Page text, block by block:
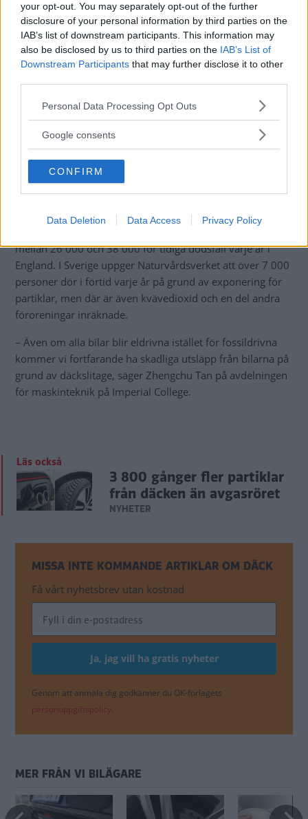
your opt-out. You may separately opt-out of the further
disclosure of your personal information by third parties on the
IAB’s list of downstream participants. This information may
also be disclosed by us to third parties on the IAB’s List of
Downstream Participants that may further disclose it to other
Please note that this website/app uses one or more Google
not limited to your visit or usage behaviour. You may click to
use your data for below specified purposes in below Google
consent section.
Personal Data Processing Opt Outs
Google consents
CONFIRM
Data Deletion Data Access Privacy Policy
Ny forskning visaratt partikelutsläppen från däck kan
material. Dessutom ska för första gången
partikelutsläppen från däcken begränsas i de
mellan 26 000 och 38 000 för tidiga dödsfall varje år i
England. I Sverige uppger Naturvårdsverket att över 7 000
personer dör i förtid varje år på grund av exponering för
partiklar, men där är även kvävedioxid och en del andra
föroreningar inräknade.
– Även om alla bilar blir eldrivna istället för fossildrivna
kommer vi fortfarande ha skadliga utsläpp från bilarna på
grund av däckslitage, säger Zhengchu Tan på avdelningen
för maskinteknik på Imperial College.
Läs också
3 800 gånger fler partiklar
från däcken än avgasröret
NYHETER
MISSA INTE KOMMANDE ARTIKLAR OM DÄCK
Få vårt nyhetsbrev utan kostnad
Genom att anmäla dig godkänner du OK-förlagets
personuppgiftspolicy.
MER FRÅN VI BILÄGARE